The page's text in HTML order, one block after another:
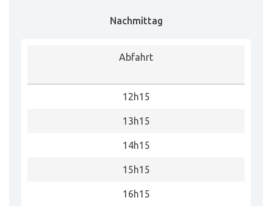
Nachmittag
Abfahrt
12h15
13h15
14h15
15h15
16h15